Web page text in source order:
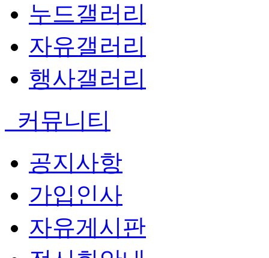
누드갤러리
자유갤러리
행사갤러리
커뮤니티
공지사항
가입인사
자유게시판